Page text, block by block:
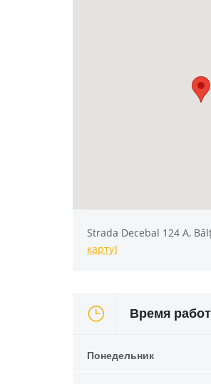
Strada Decebal 124 A,
карту]
Время
Понедельник